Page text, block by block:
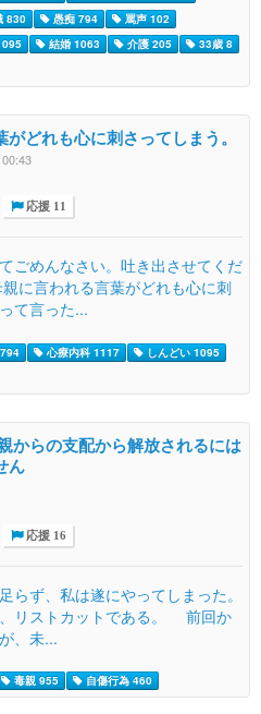
830 愚痴 794
罵声 102
結婚 1063 介護 205
33歳 8
どれも心に刺さってしまう。
応援 11
ごめんなさい。吐き出させてくだ
に言われる言葉がどれも心に刺
て言った...
心療内科 1117
しんどい 1095
からの支配から解放されるには
ん
応援 16
ず、私は遂にやってしまった。
リストカットである。 前回か
、未...
毒親 955 自傷行為 460